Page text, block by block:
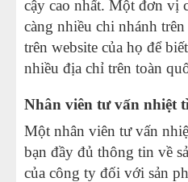
cậy cao nhất. Một đơn vị
càng nhiều chi nhánh
trên website của họ để
nhiều địa chỉ trên toàn
Nhân viên tư vấn nhiệt
Một nhân viên tư vấn
bạn đầy đủ thông tin về
của công ty đối với sản